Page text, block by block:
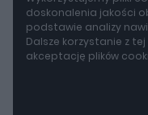
doskonalenia jakości
podstawie analizy
Dalsze korzystanie z
akceptację plików